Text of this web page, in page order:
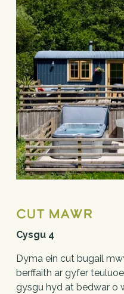
cut mawr
Cysgu 4
Dyma ein cut bugail
berffaith ar gyfer
gysgu hyd at bedwar o